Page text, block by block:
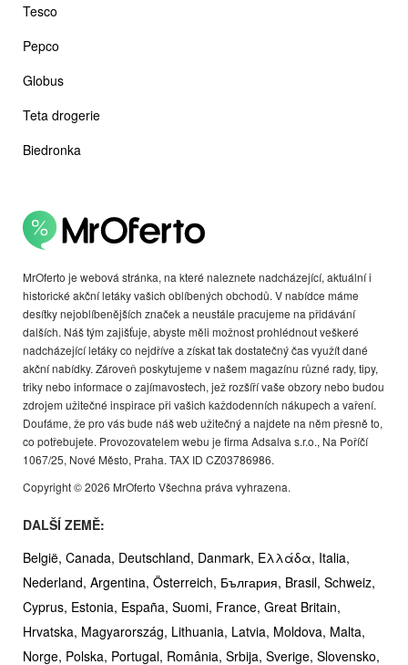
MrOferto je webová stránka, na které naleznete nadcházející, aktuální i
historické akční letáky vašich oblíbených obchodů. V nabídce máme
desítky nejoblíbenějších značek a neustále pracujeme na přidávání
dalších. Náš tým zajišťuje, abyste měli možnost prohlédnout veškeré
nadcházející letáky co nejdříve a získat tak dostatečný čas využít dané
akční nabídky. Zároveň poskytujeme v našem magazínu různé rady, tipy,
triky nebo informace o zajímavostech, jež rozšíří vaše obzory nebo budou
zdrojem užitečné inspirace při vašich každodenních nákupech a vaření.
Doufáme, že pro vás bude náš web užitečný a najdete na něm přesně to,
co potřebujete. Provozovatelem webu je firma Adsalva s.r.o., Na Poříčí
1067/25, Nové Město, Praha. TAX ID CZ03786986.
Copyright © 2026 MrOferto Všechna práva vyhrazena.
Tesco
Pepco
Globus
Teta drogerie
Biedronka
DALŠÍ ZEMĚ:
België, Canada, Deutschland, Danmark, Ελλάδα, Italia,
Nederland, Argentina, Österreich, България, Brasil, Schweiz,
Cyprus, Estonia, España, Suomi, France, Great Britain,
Hrvatska, Magyarország, Lithuania, Latvia, Moldova, Malta,
Norge, Polska, Portugal, România, Srbija, Sverige, Slovensko,